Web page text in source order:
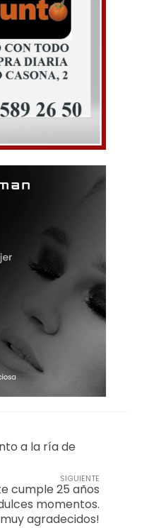
a la ría de
SIGUIENTE
cumple 25 años
momentos.
agradecidos!